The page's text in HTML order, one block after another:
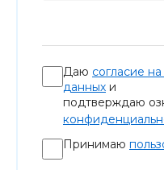
Даю согласие
данных и
подтверждаю
Принимаю